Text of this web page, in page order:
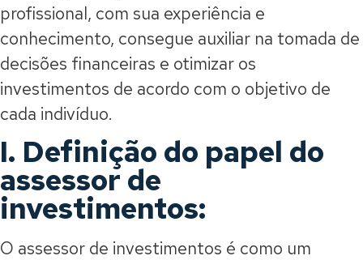
profissional, com sua experiência e
conhecimento, consegue auxiliar na tomada de
decisões financeiras e otimizar os
investimentos de acordo com o objetivo de
cada indivíduo.
I. Definição do papel do
assessor de
investimentos:
O assessor de investimentos é como um